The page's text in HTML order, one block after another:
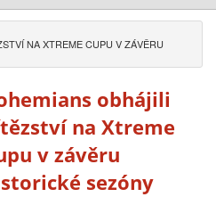
NA XTREME CUPU V ZÁVĚRU
obhájili
na Xtreme
v závěru
sezóny